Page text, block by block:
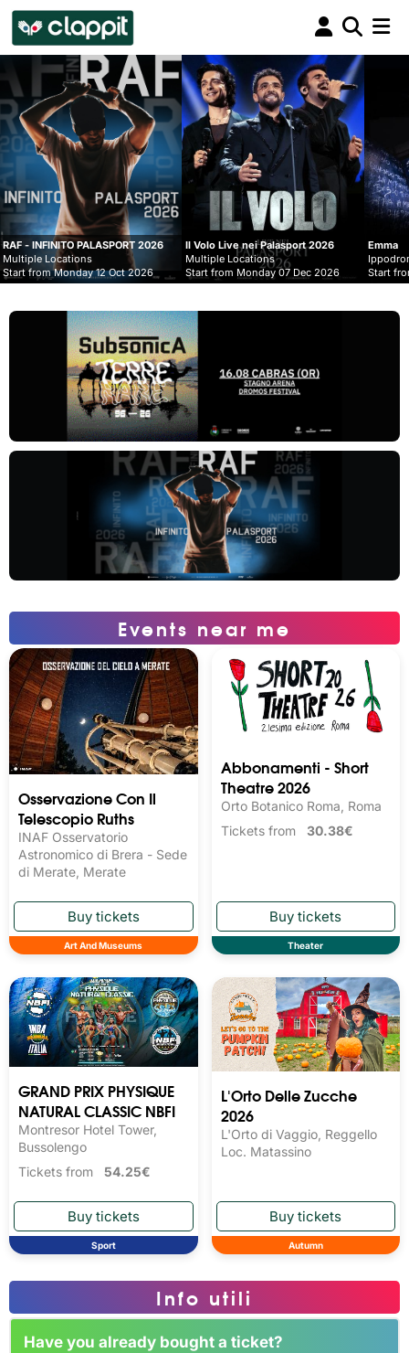
Clappit
biglietteria
PALASPORT 2026
Monday 12 Oct 2026
Il Volo Live nei Palasport 2026
Multiple Locations
Start from Monday 07 Dec 2026
Emma
Ippodromo Snai
Start from
Events near me
Osservazione Con Il
Telescopio Ruths
INAF Osservatorio
Astronomico di Brera - Sede
di Merate, Merate
Art And Museums
Abbonamenti - Short
Theatre 2026
Orto Botanico Roma, Roma
Tickets from 30.38€
Theater
GRAND PRIX PHYSIQUE
NATURAL CLASSIC NBFI
Montresor Hotel Tower,
Bussolengo
Tickets from 54.25€
Sport
L'Orto Delle Zucche
2026
L'Orto di Vaggio, Reggello
Loc. Matassino
Autumn
Info utili
Have you already bought a ticket?